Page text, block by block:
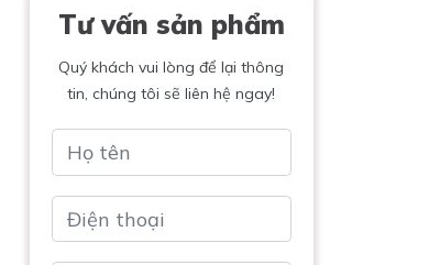
Tư vấn sản phẩm
Quý khách vui lòng để lại thông
tin, chúng tôi sẽ liên hệ ngay!